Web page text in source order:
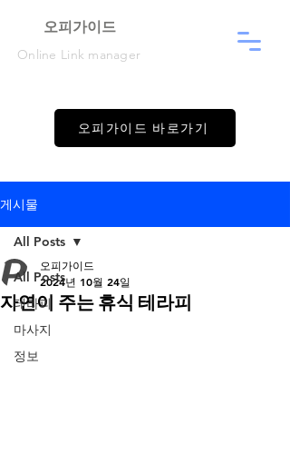
​오피가이드
Online Link manager
오피가이드 바로가기
게시물
All Posts
테라피
마사지
정보
All Posts
자연이 주는 휴식 테라피
오피가이드
2024년 10월 24일